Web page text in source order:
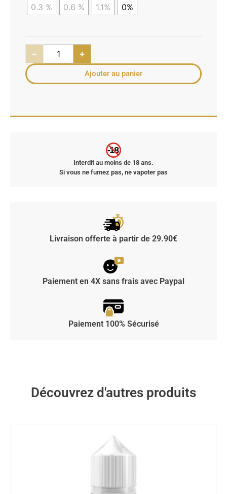
0.3 % 0.6 % 1.1% 0%
− +
Ajouter au panier
-18
Interdit au moins de 18 ans.
Si vous ne fumez pas, ne vapoter pas
Livraison offerte à partir de 29.90€
Paiement en 4X sans frais avec Paypal
Paiement 100% Sécurisé
Découvrez d'autres produits